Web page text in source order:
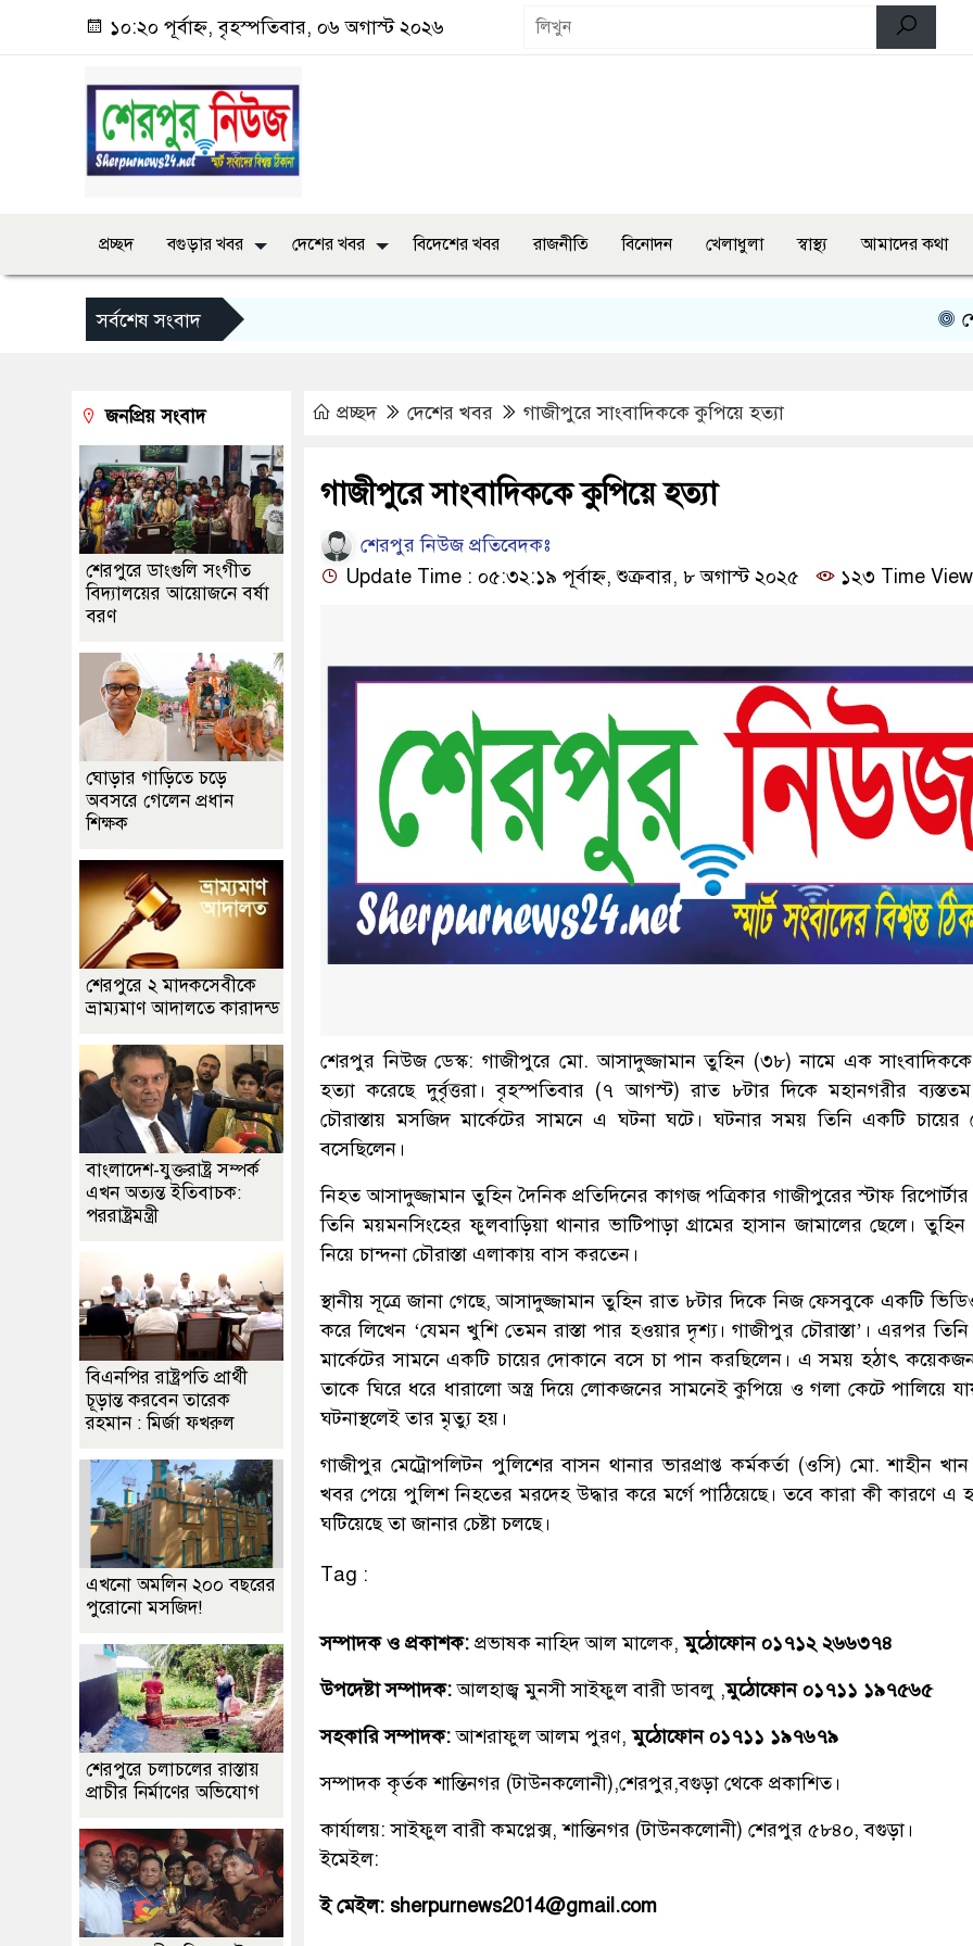
১০:২০ পূর্বাহ্ন, বৃহস্পতিবার, ০৬ অগাস্ট ২০২৬
প্রচ্ছদ বগুড়ার খবর দেশের খবর বিদেশের খবর রাজনীতি বিনোদন খেলাধুলা স্বাস্থ্য আমাদের কথা
সর্বশেষ সংবাদ শেরপুরে
প্রচ্ছদ দেশের খবর গাজীপুরে সাংবাদিককে কুপিয়ে হত্যা
গাজীপুরে সাংবাদিককে কুপিয়ে হত্যা
শেরপুর নিউজ প্রতিবেদকঃ
Update Time : ০৫:৩২:১৯ পূর্বাহ্ন, শুক্রবার, ৮ অগাস্ট ২০২৫
১২৩ Time View
শেরপুর নিউজ ডেস্ক: গাজীপুরে মো. আসাদুজ্জামান তুহিন (৩৮) নামে এক
হত্যা করেছে দুর্বৃত্তরা। বৃহস্পতিবার (৭ আগস্ট) রাত ৮টার দিকে মহানগরীর ব্যস্ততম
চৌরাস্তায় মসজিদ মার্কেটের সামনে এ ঘটনা ঘটে। ঘটনার সময় তিনি একটি চায়ের
বসেছিলেন।
নিহত আসাদুজ্জামান তুহিন দৈনিক প্রতিদিনের কাগজ পত্রিকার গাজীপুরের স্টাফ
তিনি ময়মনসিংহের ফুলবাড়িয়া থানার ভাটিপাড়া গ্রামের হাসান জামালের ছেলে। তুহিন
নিয়ে চান্দনা চৌরাস্তা এলাকায় বাস করতেন।
স্থানীয় সূত্রে জানা গেছে, আসাদুজ্জামান তুহিন রাত ৮টার দিকে নিজ ফেসবুকে একটি
করে লিখেন ‘যেমন খুশি তেমন রাস্তা পার হওয়ার দৃশ্য। গাজীপুর চৌরাস্তা’। এরপর
মার্কেটের সামনে একটি চায়ের দোকানে বসে চা পান করছিলেন। এ সময় হঠাৎ কয়েকজন
তাকে ঘিরে ধরে ধারালো অস্ত্র দিয়ে লোকজনের সামনেই কুপিয়ে ও গলা কেটে পালিয়ে
ঘটনাস্থলেই তার মৃত্যু হয়।
গাজীপুর মেট্রোপলিটন পুলিশের বাসন থানার ভারপ্রাপ্ত কর্মকর্তা (ওসি) মো. শাহীন
খবর পেয়ে পুলিশ নিহতের মরদেহ উদ্ধার করে মর্গে পাঠিয়েছে। তবে কারা কী কারণে এ
ঘটিয়েছে তা জানার চেষ্টা চলছে।
Tag :
সম্পাদক ও প্রকাশক: প্রভাষক নাহিদ আল মালেক,মুঠোফোন ০১৭১২ ২৬৬৩৭৪
উপদেষ্টা সম্পাদক:আলহাজ্ব মুনসী সাইফুল বারী ডাবলু ,মুঠোফোন ০১৭১১ ১৯৭৫৬৫
সহকারি সম্পাদক:আশরাফুল আলম পুরণ,মুঠোফোন ০১৭১১ ১৯৭৬৭৯
সম্পাদক কৃর্তক শান্তিনগর (টাউনকলোনী),শেরপুর,বগুড়া থেকে প্রকাশিত।
কার্যালয়: সাইফুল বারী কমপ্লেক্স, শান্তিনগর (টাউনকলোনী) শেরপুর ৫৮৪০, বগুড়া।
ইমেইল:
ই মেইল: sherpurnews2014@gmail.com
জনপ্রিয় সংবাদ
শেরপুরে ডাংগুলি সংগীত
বিদ্যালয়ের আয়োজনে বর্ষা
বরণ
ঘোড়ার গাড়িতে চড়ে
অবসরে গেলেন প্রধান
শিক্ষক
শেরপুরে ২ মাদকসেবীকে
ভ্রাম্যমাণ আদালতে কারাদন্ড
বাংলাদেশ-যুক্তরাষ্ট্র সম্পর্ক
এখন অত্যন্ত ইতিবাচক:
পররাষ্ট্রমন্ত্রী
বিএনপির রাষ্ট্রপতি প্রার্থী
চূড়ান্ত করবেন তারেক
রহমান : মির্জা ফখরুল
এখনো অমলিন ২০০ বছরের
পুরোনো মসজিদ!
শেরপুরে চলাচলের রাস্তায়
প্রাচীর নির্মাণের অভিযোগ